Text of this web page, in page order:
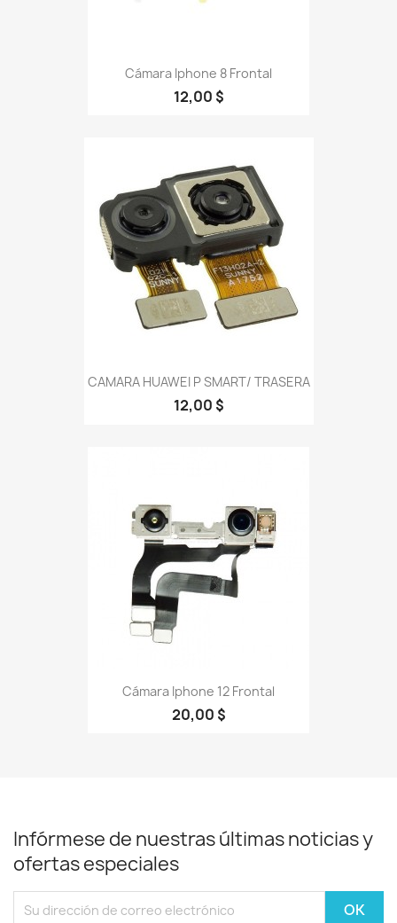
Cámara Iphone 8 Frontal
12,00 $
CAMARA HUAWEI P SMART/ TRASERA
12,00 $
Cámara Iphone 12 Frontal
20,00 $
Infórmese de nuestras últimas noticias y
ofertas especiales